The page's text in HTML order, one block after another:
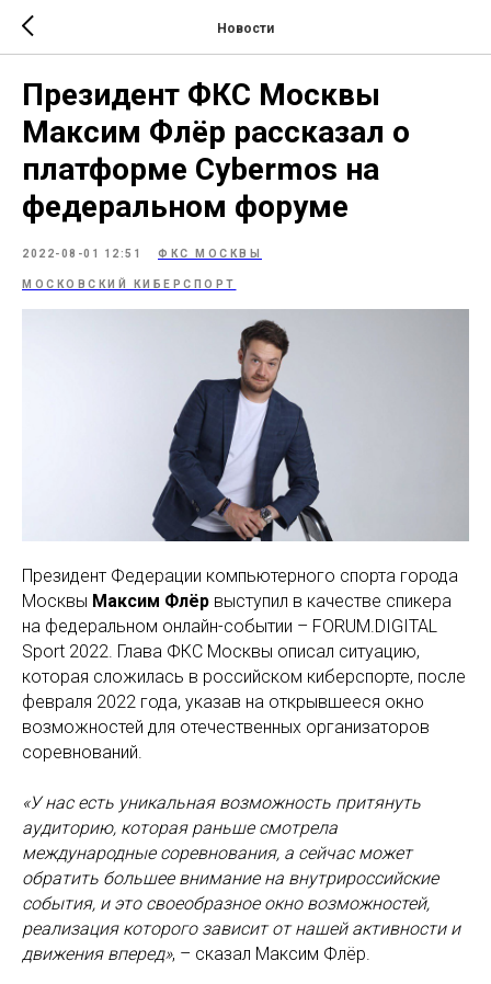
Новости
Президент ФКС Москвы
Максим Флёр рассказал о
платформе Cybermos на
федеральном форуме
2022-08-01 12:51 ФКС МОСКВЫ
МОСКОВСКИЙ КИБЕРСПОРТ
Президент Федерации компьютерного спорта города
Москвы Максим Флёр выступил в качестве спикера
на федеральном онлайн-событии – FORUM.DIGITAL
Sport 2022. Глава ФКС Москвы описал ситуацию,
которая сложилась в российском киберспорте, после
февраля 2022 года, указав на открывшееся окно
возможностей для отечественных организаторов
соревнований.
«У нас есть уникальная возможность притянуть
аудиторию, которая раньше смотрела
международные соревнования, а сейчас может
обратить большее внимание на внутрироссийские
события, и это своеобразное окно возможностей,
реализация которого зависит от нашей активности и
движения вперед», – сказал Максим Флёр.